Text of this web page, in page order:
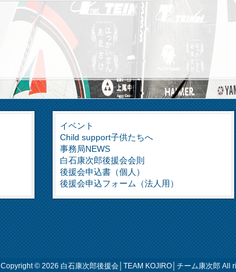
イベント
Child support子供たちへ
事務局NEWS
白石康次郎後援会会則
後援会申込書（個人）
後援会申込フォーム（法人用）
Copyright © 2026 白石康次郎後援会│TEAM KOJIRO│チーム康次郎 All